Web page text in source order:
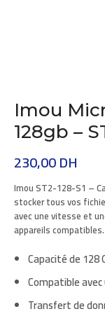
Imou
128gb –
230,00DH
ImouST2-128-S1 –
stocker tous vos
avec une vitesse et
appareils compatibles.
Capacité de 128
Compatible
Transfert de